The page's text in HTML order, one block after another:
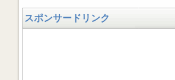
スポンサードリンク